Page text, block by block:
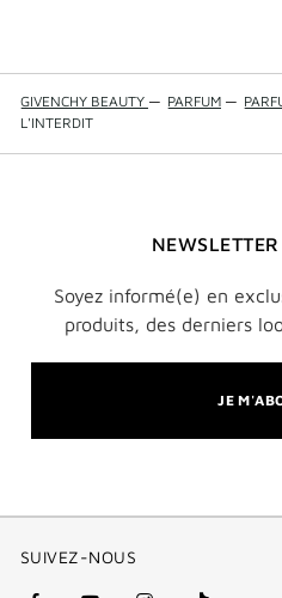
GIVENCHY BEAUTY — PARFUM —
L'INTERDIT
Soyez informé(e) en
produits, des derniers
JE
SUIVEZ-NOUS